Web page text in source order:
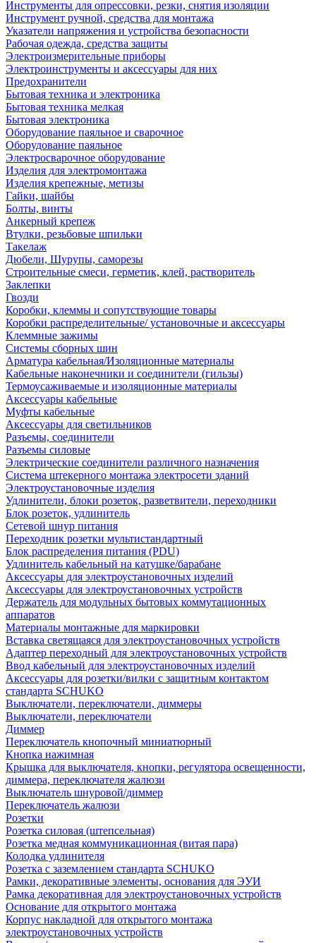
Инструменты для опрессовки, резки, снятия изоляции
Инструмент ручной, средства для монтажа
Указатели напряжения и устройства безопасности
Рабочая одежда, средства защиты
Электроизмерительные приборы
Электроинструменты и аксессуары для них
Предохранители
Бытовая техника и электроника
Бытовая техника мелкая
Бытовая электроника
Оборудование паяльное и сварочное
Оборудование паяльное
Электросварочное оборудование
Изделия для электромонтажа
Изделия крепежные, метизы
Гайки, шайбы
Болты, винты
Анкерный крепеж
Втулки, резьбовые шпильки
Такелаж
Дюбели, Шурупы, саморезы
Строительные смеси, герметик, клей, растворитель
Заклепки
Гвозди
Коробки, клеммы и сопутствующие товары
Коробки распределительные/ установочные и аксессуары
Клеммные зажимы
Системы сборных шин
Арматура кабельная/Изоляционные материалы
Кабельные наконечники и соединители (гильзы)
Термоусаживаемые и изоляционные материалы
Аксессуары кабельные
Муфты кабельные
Аксессуары для светильников
Разъемы, соединители
Разъемы силовые
Электрические соединители различного назначения
Система штекерного монтажа электросети зданий
Электроустановочные изделия
Удлинители, блоки розеток, разветвители, переходники
Блок розеток, удлинитель
Сетевой шнур питания
Переходник розетки мультистандартный
Блок распределения питания (PDU)
Удлинитель кабельный на катушке/барабане
Аксессуары для электроустановочных изделий
Аксессуары для электроустановочных устройств
Держатель для модульных бытовых коммутационных
аппаратов
Материалы монтажные для маркировки
Вставка светящаяся для электроустановочных устройств
Адаптер переходный для электроустановочных устройств
Ввод кабельный для электроустановочных изделий
Аксессуары для розетки/вилки с защитным контактом
стандарта SCHUKO
Выключатели, переключатели, диммеры
Выключатели, переключатели
Диммер
Переключатель кнопочный миниатюрный
Кнопка нажимная
Крышка для выключателя, кнопки, регулятора освещенности,
диммера, переключателя жалюзи
Выключатель шнуровой/диммер
Переключатель жалюзи
Розетки
Розетка силовая (штепсельная)
Розетка медная коммуникационная (витая пара)
Колодка удлинителя
Розетка с заземлением стандарта SCHUKO
Рамки, декоративные элементы, основания для ЭУИ
Рамка декоративная для электроустановочных устройств
Основание для открытого монтажа
Корпус накладной для открытого монтажа
электроустановочных устройств